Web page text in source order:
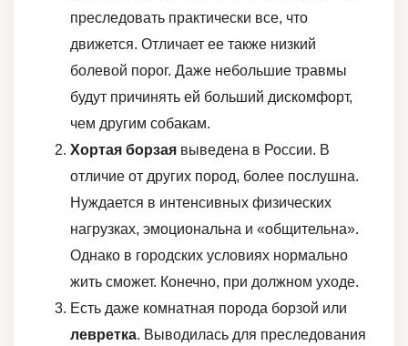
преследовать практически все, что
движется. Отличает ее также низкий
болевой порог. Даже небольшие травмы
будут причинять ей больший дискомфорт,
чем другим собакам.
Хортая борзая выведена в России. В
отличие от других пород, более послушна.
Нуждается в интенсивных физических
нагрузках, эмоциональна и «общительна».
Однако в городских условиях нормально
жить сможет. Конечно, при должном уходе.
Есть даже комнатная порода борзой или
левретка. Выводилась для преследования